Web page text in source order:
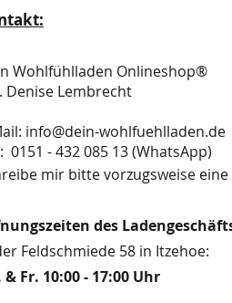
Wohlfühlladen Onlineshop®
Denise Lembrecht
info@dein-wohlfuehlladen.de
0151 - 432 085 13 (WhatsApp)
mir bitte vorzugsweise eine
des
Feldschmiede 58 in Itzehoe:
& Fr. 10:00 - 17:00 Uhr